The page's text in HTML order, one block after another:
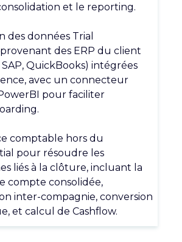
et le reporting.
des données Trial
provenant des ERP du client
SAP, QuickBooks) intégrées
avec un connecteur
pour faciliter
.
comptable hors du
pour résoudre les
liés à la clôture, incluant la
compte consolidée,
inter-compagnie, conversion
et calcul de Cashflow.